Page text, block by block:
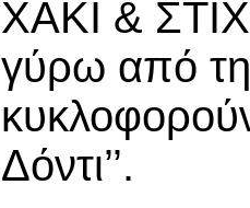
ΧΑΚΙ &
γύρω από τη
Δόντι’’.